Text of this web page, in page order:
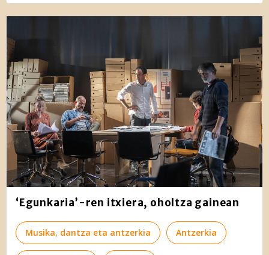
‘Egunkaria’-ren itxiera, oholtza gainean
Musika, dantza eta antzerkia Antzerkia